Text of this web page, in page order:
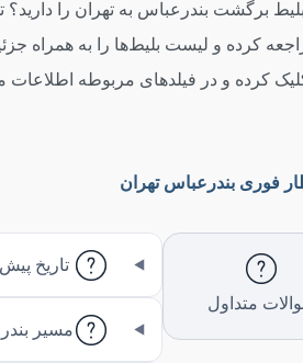
کرده و لیست بلیط‌ها را به همراه
کرده و در فیلدهای مربوطه اطلاعات
فوری بندرعباس تهران
متداول
تاریخ
مسیر